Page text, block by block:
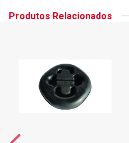
Produtos Relacionados